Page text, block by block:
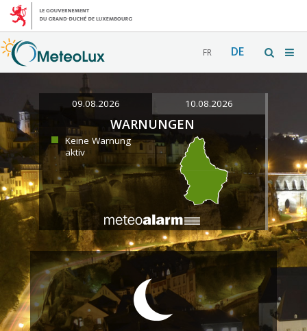
FR DE
09.08.2026 10.08.2026
WARNUNGEN
Keine Warnung
aktiv